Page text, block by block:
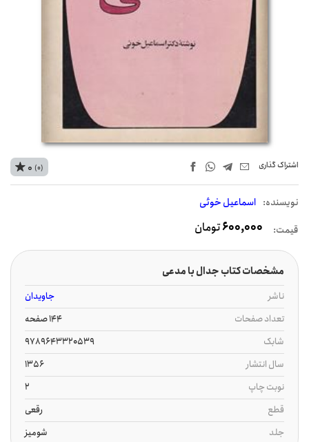
اشتراک‌ گذاری
نويسنده: اسماعیل خوئی
0 (0)
قیمت: 600,000تومان
مشخصات کتاب جدال با مدعی
ناشر
جاویدان
تعداد صفحات
144 صفحه
شابک
‫‬‭9789643320539
سال انتشار
1356
نوبت چاپ
2
قطع
رقعی
جلد
شومیز